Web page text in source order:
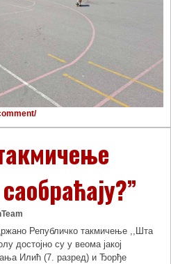
Републичко такмичење ,,Шта
достојно су у веома јакој
Илић (7. разред) и Ђорђе